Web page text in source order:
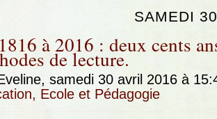
SAMEDI
à 2016 : deux cents
de lecture.
samedi 30 avril 2016 à
Ecole et Pédagogie